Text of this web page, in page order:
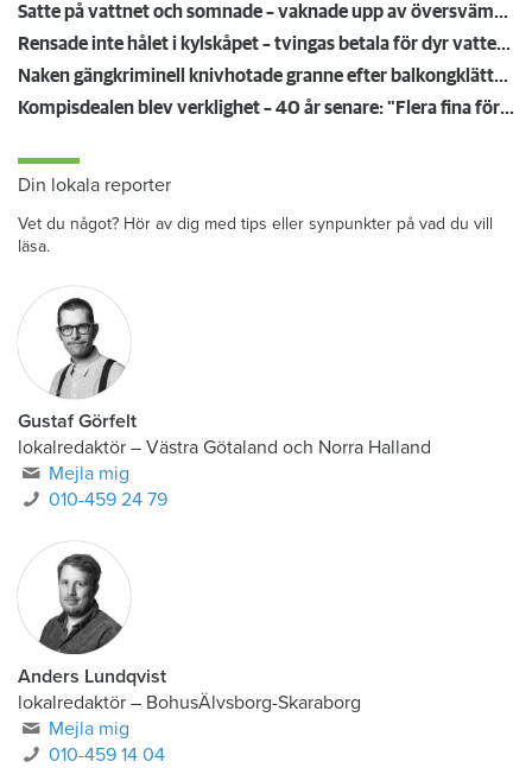
Satte på vattnet och somnade – vaknade upp av översvämning hos grannen
Rensade inte hålet i kylskåpet – tvingas betala för dyr vattenskada
Naken gängkriminell knivhotade granne efter balkongklättring
Kompisdealen blev verklighet – 40 år senare: "Flera fina fördelar med att dela bostad"
Din lokala reporter
Vet du något? Hör av dig med tips eller synpunkter på vad du vill
läsa.
Gustaf Görfelt
lokalredaktör – Västra Götaland och Norra Halland
Mejla mig
010-459 24 79
Anders Lundqvist
lokalredaktör – BohusÄlvsborg-Skaraborg
Mejla mig
010-459 14 04